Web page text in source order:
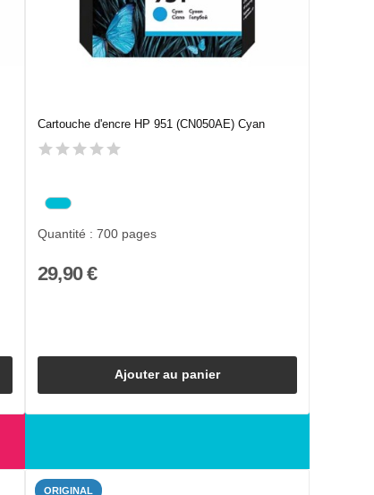
Cartouche d'encre HP 951 (CN050AE) Cyan
Quantité : 700 pages
29,90 €
Ajouter au panier
ORIGINAL